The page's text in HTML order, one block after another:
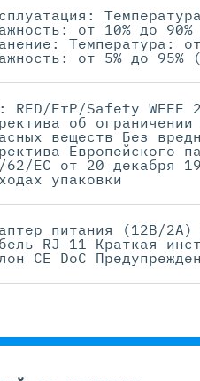
от 10% до
Температура:
от 5% до 95%
RED/ErP/Safety WEEE
об ограничении
веществ Без
Европейского
62/EC от 20 декабря
упаковки
питания (12В/
RJ-11 Краткая
CE DoC